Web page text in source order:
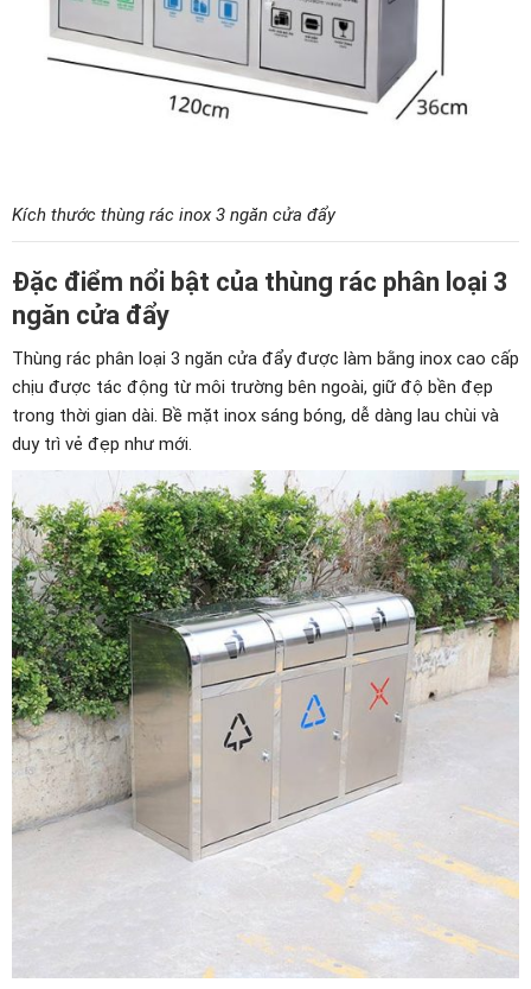
Kích thước thùng rác inox 3 ngăn cửa đẩy
Đặc điểm nổi bật của thùng rác phân loại 3
ngăn cửa đẩy
Thùng rác phân loại 3 ngăn cửa đẩy được làm bằng inox cao cấp
chịu được tác động từ môi trường bên ngoài, giữ độ bền đẹp
trong thời gian dài. Bề mặt inox sáng bóng, dễ dàng lau chùi và
duy trì vẻ đẹp như mới.